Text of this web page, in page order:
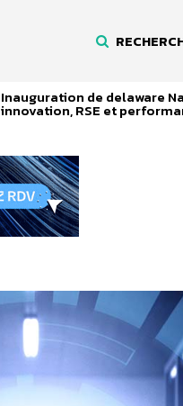
Inauguration de delaware
innovation, RSE et